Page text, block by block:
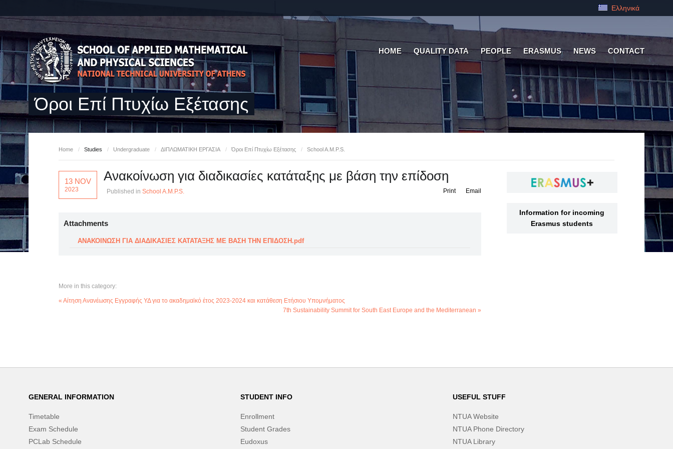
Ελληνικά
HOME QUALITY DATA PEOPLE ERASMUS NEWS CONTACT
Όροι Επί Πτυχίω Εξέτασης
Home / Studies / Undergraduate / ΔΙΠΛΩΜΑΤΙΚΗ ΕΡΓΑΣΙΑ / Όροι Επί Πτυχίω Εξέτασης / School A.M.P.S.
13 NOV
2023
Ανακοίνωση για διαδικασίες κατάταξης με βάση την επίδοση
Published in School A.M.P.S. Email
Print
Attachments
ΑΝΑΚΟΙΝΩΣΗ ΓΙΑ ΔΙΑΔΙΚΑΣΙΕΣ ΚΑΤΑΤΑΞΗΣ ΜΕ ΒΑΣΗ ΤΗΝ ΕΠΙΔΟΣΗ.pdf
More in this category:
« Αίτηση Ανανέωσης Εγγραφής ΥΔ για το ακαδημαϊκό έτος 2023-2024 και κατάθεση Ετήσιου Υπομνήματος
7th Sustainability Summit for South East Europe and the Mediterranean »
Information for incoming
Erasmus students
GENERAL INFORMATION
Timetable
Exam Schedule
PCLab Schedule
STUDENT INFO
Enrollment
Student Grades
Eudoxus
USEFUL STUFF
NTUA Website
NTUA Phone Directory
NTUA Library